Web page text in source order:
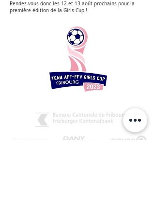
Rendez-vous donc les 12 et 13 août prochains pour la
première édition de la Girls Cup !